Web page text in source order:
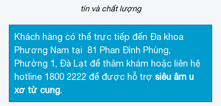
tín và chất lượng
Khách hàng có thể trực tiếp đến Đa khoa
Phương Nam tại 81 Phan Đình Phùng,
Phường 1, Đà Lạt để thăm khám hoặc liên hệ
hotline 1800 2222 để được hỗ trợ siêu âm u
xơ tử cung.